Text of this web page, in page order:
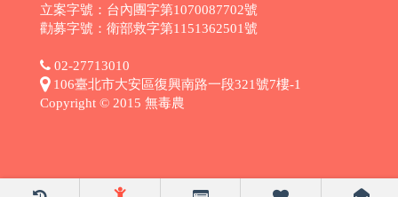
立案字號：台內團字第1070087702號
勸募字號：衛部救字第1151362501號
02-27713010
106臺北市大安區復興南路一段321號7樓-1
Copyright © 2015 無毒農